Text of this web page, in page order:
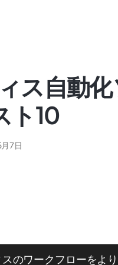
ス自動化
ト10
7日
のワークフローをよ